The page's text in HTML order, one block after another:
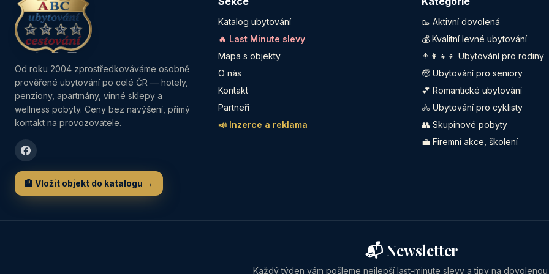
Od roku 2004 zprostředkováváme osobně
prověřené ubytování po celé ČR — hotely,
penziony, apartmány, vinné sklepy a
wellness pobyty. Ceny bez navýšení, přímý
kontakt na provozovatele.
🏨 Vložit objekt do katalogu →
Katalog ubytování
🔥 Last Minute slevy
Mapa s objekty
O nás
Kontakt
Partneři
📣 Inzerce a reklama
🥾 Aktivní dovolená
💰 Kvalitní levné ubytování
👨‍👩‍👧‍👦 Ubytování pro rodiny
🧓 Ubytování pro seniory
💕 Romantické ubytování
🚴 Ubytování pro cyklisty
👥 Skupinové pobyty
💼 Firemní akce, školení
📬 Newsletter
Každý týden vám pošleme nejlepší last-minute slevy a tipy na dovolenou